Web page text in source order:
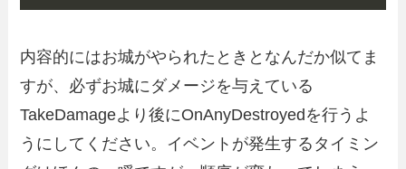
内容的にはお城がやられたときとなんだか似てま
すが、必ずお城にダメージを与えている
TakeDamageより後にOnAnyDestroyedを行うよ
うにしてください。イベントが発生するタイミン